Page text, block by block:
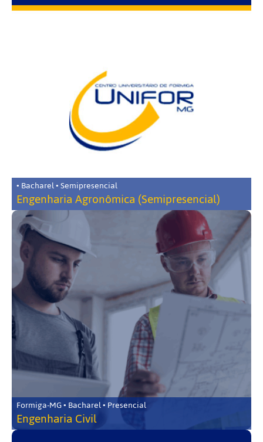
• Bacharel • Semipresencial
Engenharia Agronômica (Semipresencial)
Formiga-MG • Bacharel • Presencial
Engenharia Civil